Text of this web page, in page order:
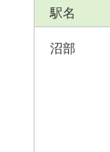
駅名
沼部